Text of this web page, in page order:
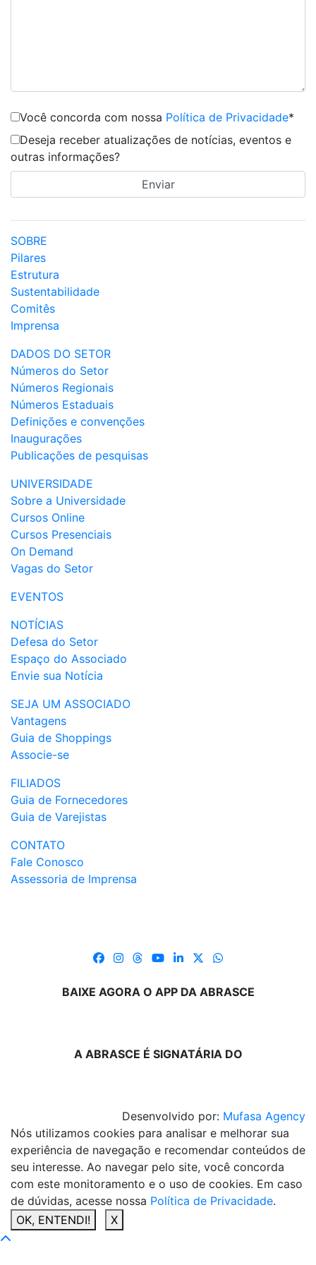
Você concorda com nossa Política de Privacidade*
Deseja receber atualizações de notícias, eventos e
outras informações?
SOBRE
Pilares
Estrutura
Sustentabilidade
Comitês
Imprensa
DADOS DO SETOR
Números do Setor
Números Regionais
Números Estaduais
Definições e convenções
Inaugurações
Publicações de pesquisas
UNIVERSIDADE
Sobre a Universidade
Cursos Online
Cursos Presenciais
On Demand
Vagas do Setor
EVENTOS
NOTÍCIAS
Defesa do Setor
Espaço do Associado
Envie sua Notícia
SEJA UM ASSOCIADO
Vantagens
Guia de Shoppings
Associe-se
FILIADOS
Guia de Fornecedores
Guia de Varejistas
CONTATO
Fale Conosco
Assessoria de Imprensa
BAIXE AGORA O APP DA ABRASCE
A ABRASCE É SIGNATÁRIA DO
Desenvolvido por: Mufasa Agency
Nós utilizamos cookies para analisar e melhorar sua
experiência de navegação e recomendar conteúdos de
seu interesse. Ao navegar pelo site, você concorda
com este monitoramento e o uso de cookies. Em caso
de dúvidas, acesse nossa Política de Privacidade.
OK, ENTENDI!
X